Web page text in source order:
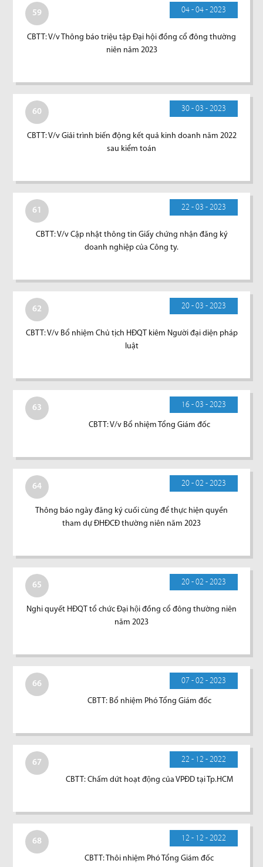
59 04 - 04 - 2023
CBTT: V/v Thông báo triệu tập Đại hội đồng cổ đông thường
niên năm 2023
60 30 - 03 - 2023
CBTT: V/v Giải trình biến động kết quả kinh doanh năm 2022
sau kiểm toán
61 22 - 03 - 2023
CBTT: V/v Cập nhật thông tin Giấy chứng nhận đăng ký
doanh nghiệp của Công ty.
62 20 - 03 - 2023
CBTT: V/v Bổ nhiệm Chủ tịch HĐQT kiêm Người đại diện pháp
luật
63 16 - 03 - 2023
CBTT: V/v Bổ nhiệm Tổng Giám đốc
64 20 - 02 - 2023
Thông báo ngày đăng ký cuối cùng để thực hiện quyền
tham dự ĐHĐCĐ thường niên năm 2023
65 20 - 02 - 2023
Nghi quyết HĐQT tổ chức Đại hội đồng cổ đông thường niên
năm 2023
66 07 - 02 - 2023
CBTT: Bổ nhiệm Phó Tổng Giám đốc
67 22 - 12 - 2022
CBTT: Chấm dứt hoạt động của VPĐD tại Tp.HCM
68 12 - 12 - 2022
CBTT: Thôi nhiệm Phó Tổng Giám đốc